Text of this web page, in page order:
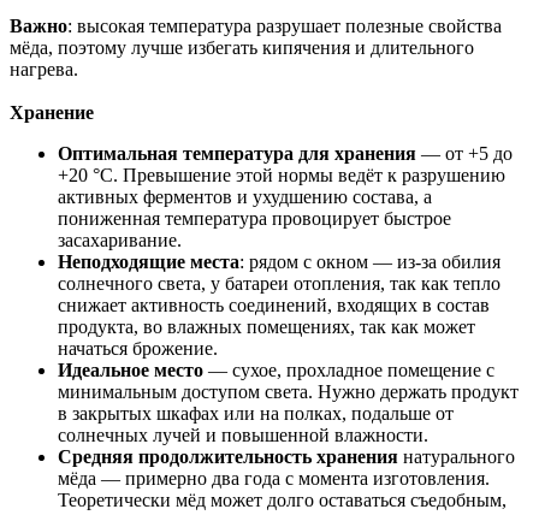
Важно: высокая температура разрушает полезные свойства
мёда, поэтому лучше избегать кипячения и длительного
нагрева.
Хранение
Оптимальная температура для хранения — от +5 до
+20 °C. Превышение этой нормы ведёт к разрушению
активных ферментов и ухудшению состава, а
пониженная температура провоцирует быстрое
засахаривание.
Неподходящие места: рядом с окном — из-за обилия
солнечного света, у батареи отопления, так как тепло
снижает активность соединений, входящих в состав
продукта, во влажных помещениях, так как может
начаться брожение.
Идеальное место — сухое, прохладное помещение с
минимальным доступом света. Нужно держать продукт
в закрытых шкафах или на полках, подальше от
солнечных лучей и повышенной влажности.
Средняя продолжительность хранения натурального
мёда — примерно два года с момента изготовления.
Теоретически мёд может долго оставаться съедобным,